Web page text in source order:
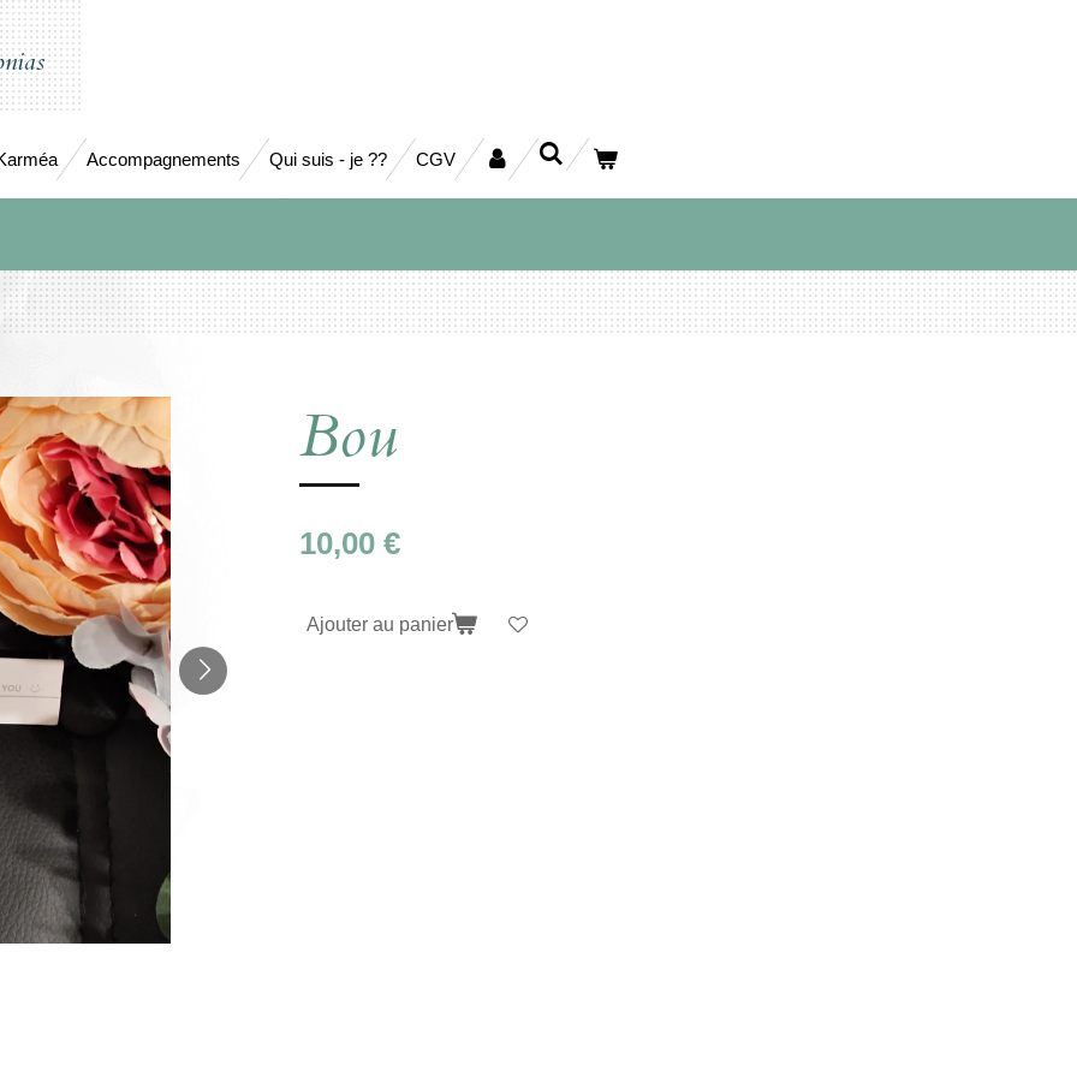
Accompagnements Qui suis - je ?? CGV
Bou
10,00 €
Ajouter au panier